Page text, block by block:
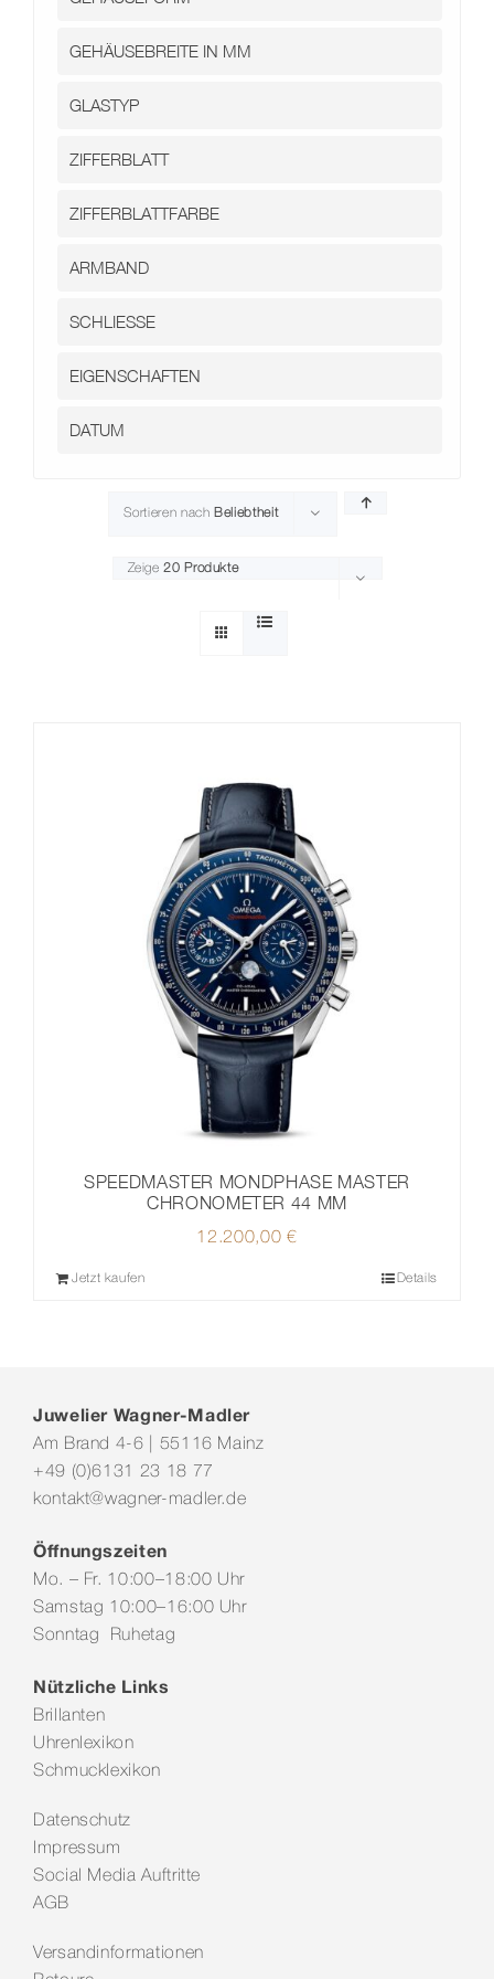
Kontakt
Sortieren nach Beliebtheit
Zeige20 Produkte
SPEEDMASTER MONDPHASE MASTER
CHRONOMETER 44 MM
12.200,00 €
Jetzt kaufen Details
Juwelier Wagner-Madler
Am Brand 4-6 | 55116 Mainz
+49 (0)6131 23 18 77
kontakt@wagner-madler.de
Öffnungszeiten
Mo. – Fr. 10:00–18:00 Uhr
Samstag 10:00–16:00 Uhr
Sonntag Ruhetag
Nützliche Links
Brillanten
Uhrenlexikon
Schmucklexikon
Datenschutz
Impressum
Social Media Auftritte
AGB
Versandinformationen